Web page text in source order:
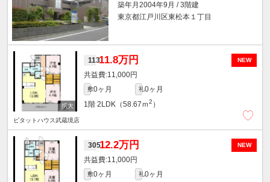
築年月2004年9月 / 3階建
東京都江戸川区東松本１丁目
NEW
11311.8万円
11,000円
敷0ヶ月 礼0ヶ月
1階 2LDK（58.67ｍ2 ）
ピタットハウス武蔵境店
NEW
30512.2万円
11,000円
敷0ヶ月 礼0ヶ月